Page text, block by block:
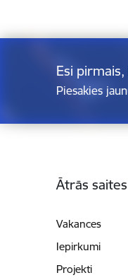
Esi
Piesakies
Ātrās saites
Vakances
Iepirkumi
Projekti